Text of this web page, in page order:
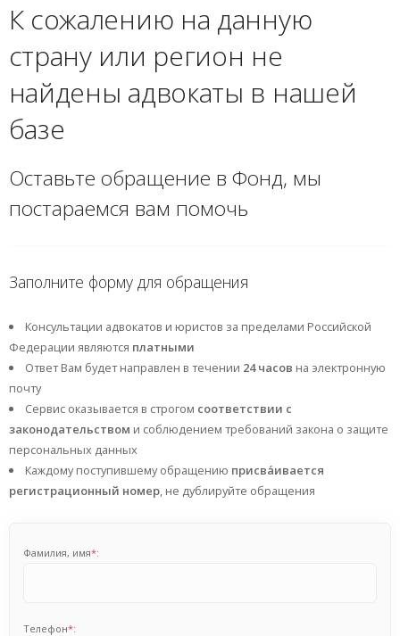
К сожалению на данную
страну или регион не
найдены адвокаты в нашей
базе
Оставьте обращение в Фонд, мы
постараемся вам помочь
Заполните форму для обращения
Консультации адвокатов и юристов за пределами Российской
Федерации являются платными
Ответ Вам будет направлен в течении 24 часов на электронную
почту
Сервис оказывается в строгом соответствии с
законодательством и соблюдением требований закона о защите
персональных данных
Каждому поступившему обращению присва́ивается
регистрационный номер, не дублируйте обращения
Фамилия, имя*:
Телефон*: